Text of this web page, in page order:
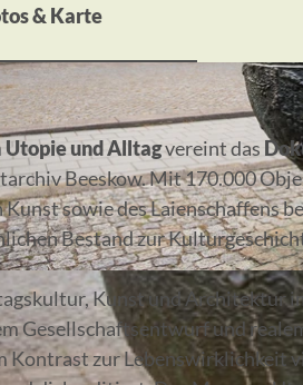
Oder-Spree
& Karte
Utopie und Alltagvereint das
Beeskow. Mit 170.000
sowie des Laienschaffens
Bestand zur
Kunst und Architektur
Gesellschaftsentwurf und
Kontrast zur Lebenswirklichkeit